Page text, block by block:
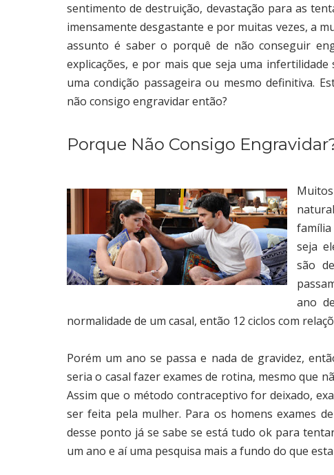
sentimento de destruição, devastação para as
imensamente desgastante e por muitas vezes, a
assunto é saber o porquê de não conseguir
explicações, e por mais que seja uma
uma condição passageira ou mesmo definitiva.
não consigo engravidar então?
Porque Não Consigo
seja
são
ano
normalidade de um casal, então 12 ciclos com
Porém um ano se passa e nada de gravidez,
seria o casal fazer exames de rotina, mesmo que
Assim que o método contraceptivo for deixado,
ser feita pela mulher. Para os homens exames
desse ponto já se sabe se está tudo ok para
um ano e aí uma pesquisa mais a fundo do que